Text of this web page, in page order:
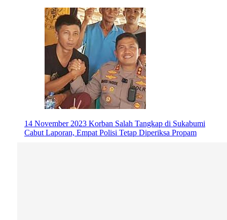
14 November 2023 Korban Salah Tangkap di Sukabumi
Cabut Laporan, Empat Polisi Tetap Diperiksa Propam